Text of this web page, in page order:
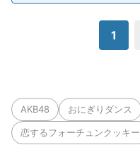
1
AKB48 おにぎりダンス
恋するフォーチュンクッキー